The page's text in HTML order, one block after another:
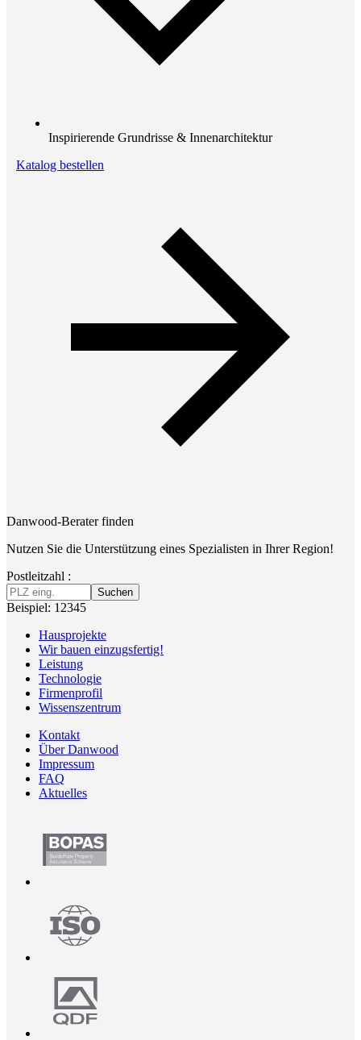
Inspirierende Grundrisse & Innenarchitektur
Katalog bestellen
Danwood-Berater finden
Nutzen Sie die Unterstützung eines Spezialisten in Ihrer Region!
Postleitzahl :
Suchen
Beispiel: 12345
Hausprojekte
Wir bauen einzugsfertig!
Leistung
Technologie
Firmenprofil
Wissenszentrum
Kontakt
Über Danwood
Impressum
FAQ
Aktuelles